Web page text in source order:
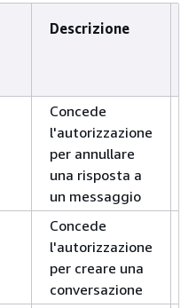
Descrizione
Concede
l'autorizzazione
per annullare
una risposta a
un messaggio
Concede
l'autorizzazione
per creare una
conversazione